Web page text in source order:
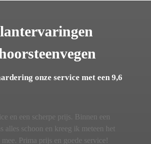
onze service met een 9,6
en een scherpe prijs. Binnen een
alles schoon en kreeg ik meteen het
Prima prijs en goede service!